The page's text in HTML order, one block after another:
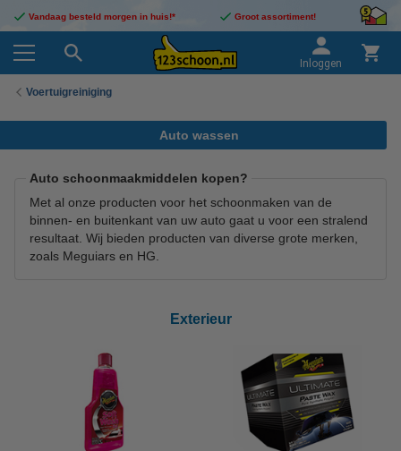
Vandaag besteld morgen in huis!* Groot assortiment!
Inloggen
Voertuigreiniging
Auto wassen
Auto schoonmaakmiddelen kopen?
Met al onze producten voor het schoonmaken van de
binnen- en buitenkant van uw auto gaat u voor een stralend
resultaat. Wij bieden producten van diverse grote merken,
zoals Meguiars en HG.
Exterieur